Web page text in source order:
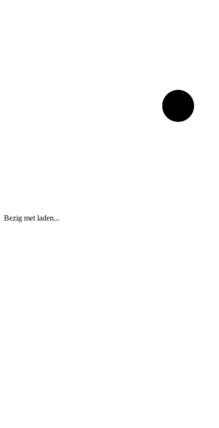
Bezig met laden...